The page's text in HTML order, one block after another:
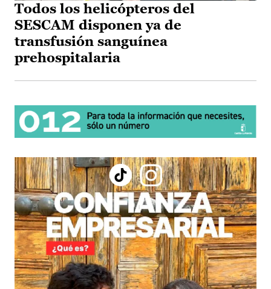
Todos los helicópteros del
SESCAM disponen ya de
transfusión sanguínea
prehospitalaria